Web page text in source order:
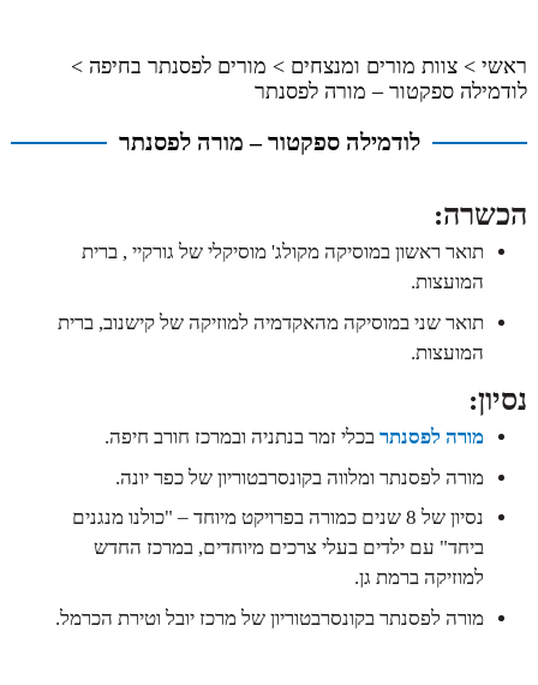
ראשי> צוות מורים ומנצחים > מורים לפסנתר בחיפה >
לודמילה ספקטור – מורה לפסנתר
לודמילה ספקטור – מורה לפסנתר
הכשרה:
תואר ראשון במוסיקה מקולג' מוסיקלי של גורקיי , ברית
המועצות.
תואר שני במוסיקה מהאקדמיה למוזיקה של קישנוב, ברית
המועצות.
נסיון:
מורה לפסנתרבכלי זמר בנתניה ובמרכז חורב חיפה.
מורה לפסנתר ומלווה בקונסרבטוריון של כפר יונה.
נסיון של 8 שנים כמורה בפרויקט מיוחד – "כולנו מנגנים
ביחד" עם ילדים בעלי צרכים מיוחדים, במרכז החדש
למוזיקה ברמת גן.
מורה לפסנתר בקונסרבטוריון של מרכז יובל וטירת הכרמל.